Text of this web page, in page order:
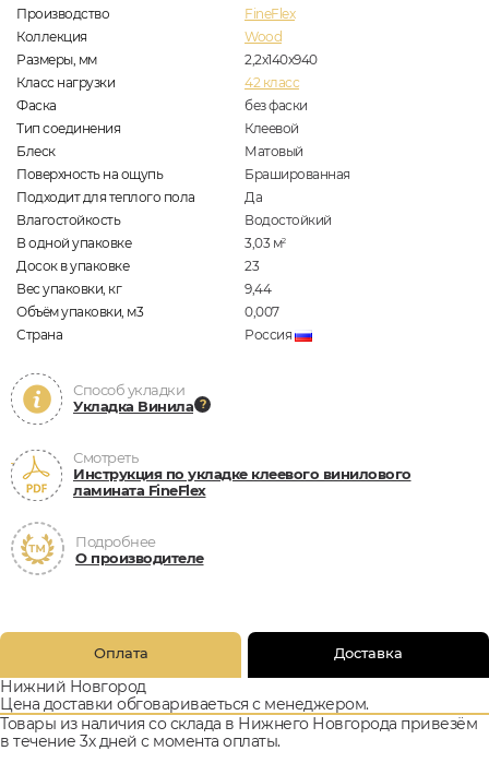
Производство
FineFlex
Коллекция
Wood
Размеры, мм
2,2х140х940
Класс нагрузки
42 класс
Фаска
без фаски
Тип соединения
Клеевой
Блеск
Матовый
Поверхность на ощупь
Брашированная
Подходит для теплого пола
Да
Влагостойкость
Водостойкий
В одной упаковке
3,03 м2
Досок в упаковке
23
Вес упаковки, кг
9,44
Объём упаковки, м3
0,007
Страна
Россия
Способ укладки
Укладка Винила
Смотреть
Инструкция по укладке клеевого винилового
ламината FineFlex
Подробнее
О производителе
Оплата Доставка
Нижний Новгород
Цена доставки обговариваеться с менеджером.
Товары из наличия со склада в Нижнего Новгорода привезём
в течение 3х дней с момента оплаты.